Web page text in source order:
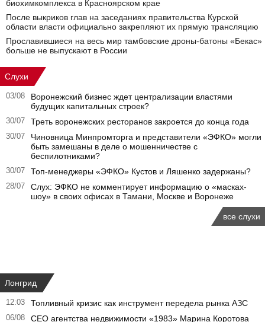
биохимкомплекса в Красноярском крае
После выкриков глав на заседаниях правительства Курской
области власти официально закрепляют их прямую трансляцию
Прославившиеся на весь мир тамбовские дроны-батоны «Бекас»
больше не выпускают в России
Слухи
03/08
Воронежский бизнес ждет централизации властями
будущих капитальных строек?
30/07 Треть воронежских ресторанов закроется до конца года
30/07
Чиновница Минпромторга и представители «ЭФКО» могли
быть замешаны в деле о мошенничестве с
беспилотниками?
30/07 Топ-менеджеры «ЭФКО» Кустов и Ляшенко задержаны?
28/07
Слух: ЭФКО не комментирует информацию о «масках-
шоу» в своих офисах в Тамани, Москве и Воронеже
все слухи
Лонгрид
12:03 Топливный кризис как инструмент передела рынка АЗС
06/08
CEO агентства недвижимости «1983» Марина Коротова